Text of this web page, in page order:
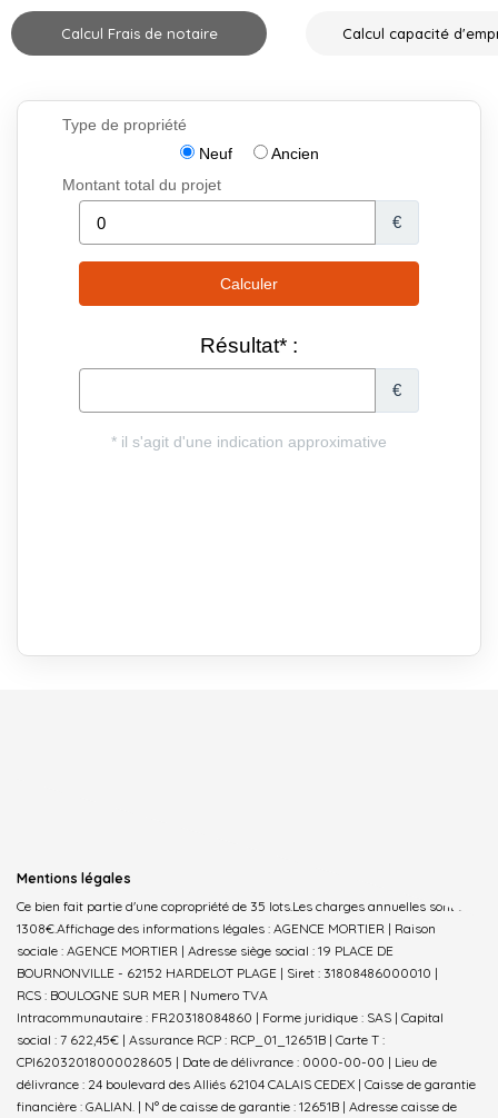
Calcul Frais de notaire Calcul capacité
Mentions légales
Ce bien fait partie d'une copropriété de 35 lots.Les charges annuelles sont de
1308€.Affichage des informations légales : AGENCE MORTIER | Raison
sociale : AGENCE MORTIER | Adresse siège social : 19 PLACE DE
BOURNONVILLE - 62152 HARDELOT PLAGE | Siret : 31808486000010 |
RCS : BOULOGNE SUR MER | Numero TVA
Intracommunautaire : FR20318084860 | Forme juridique : SAS | Capital
social : 7 622,45€ | Assurance RCP : RCP_01_12651B | Carte T :
CPI62032018000028605 | Date de délivrance : 0000-00-00 | Lieu de
délivrance : 24 boulevard des Alliés 62104 CALAIS CEDEX | Caisse de garantie
financière : GALIAN. | N° de caisse de garantie : 12651B | Adresse caisse de